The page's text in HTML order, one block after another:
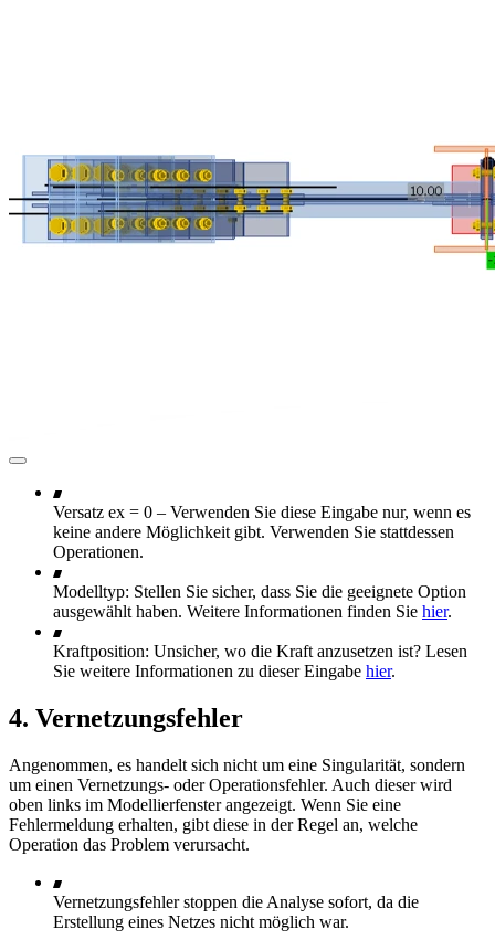
Versatz ex = 0 – Verwenden Sie diese Eingabe nur, wenn es
keine andere Möglichkeit gibt. Verwenden Sie stattdessen
Operationen.
Modelltyp: Stellen Sie sicher, dass Sie die geeignete Option
ausgewählt haben. Weitere Informationen finden Sie hier.
Kraftposition: Unsicher, wo die Kraft anzusetzen ist? Lesen
Sie weitere Informationen zu dieser Eingabe hier.
4. Vernetzungsfehler
Angenommen, es handelt sich nicht um eine Singularität, sondern
um einen Vernetzungs- oder Operationsfehler. Auch dieser wird
oben links im Modellierfenster angezeigt. Wenn Sie eine
Fehlermeldung erhalten, gibt diese in der Regel an, welche
Operation das Problem verursacht.
Vernetzungsfehler stoppen die Analyse sofort, da die
Erstellung eines Netzes nicht möglich war.